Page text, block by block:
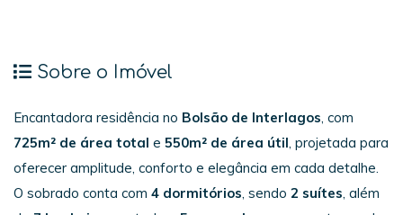
Sobre o Imóvel
Encantadora residência no Bolsão de Interlagos, com
725m² de área total e 550m² de área útil, projetada para
oferecer amplitude, conforto e elegância em cada detalhe.
O sobrado conta com 4 dormitórios, sendo 2 suítes, além